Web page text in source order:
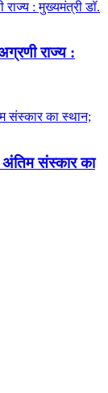
राज्य :
अंतिम संस्कार का